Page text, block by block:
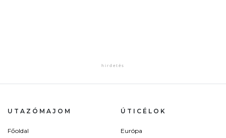
UTAZÓMAJOM
Főoldal
ÚTICÉLOK
Európa